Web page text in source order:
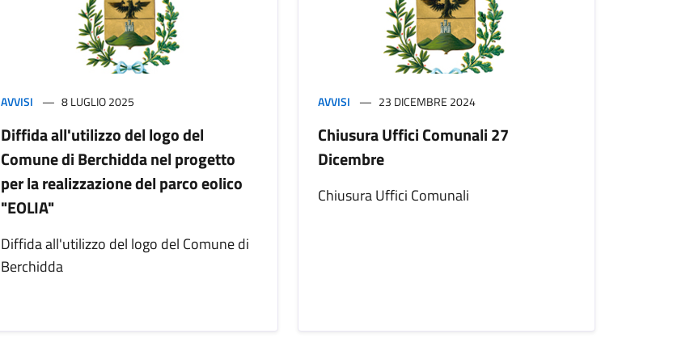
AVVISI 8 LUGLIO 2025
Diffida all'utilizzo del logo del
Comune di Berchidda nel progetto
per la realizzazione del parco eolico
"EOLIA"
Diffida all'utilizzo del logo del Comune di
Berchidda
AVVISI 23 DICEMBRE 2024
Chiusura Uffici Comunali 27
Dicembre
Chiusura Uffici Comunali